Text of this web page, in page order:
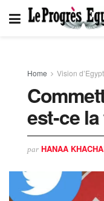
Home Vision
est-ce
par HANAA